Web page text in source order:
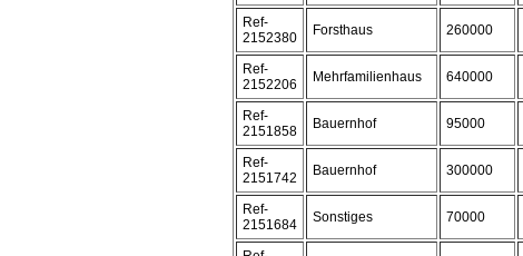
Ref-
2152380
Forsthaus 260000
Ref-
2152206
Mehrfamilienhaus 640000
Ref-
2151858
Bauernhof 95000
Ref-
2151742
Bauernhof 300000
Ref-
2151684
Sonstiges 70000